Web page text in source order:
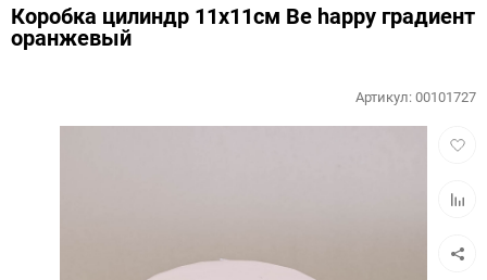
Коробка цилиндр 11х11см Be happy градиент
оранжевый
Артикул:00101727